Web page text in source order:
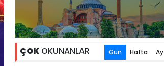
ÇOKOKUNANLAR Gün Hafta Ay